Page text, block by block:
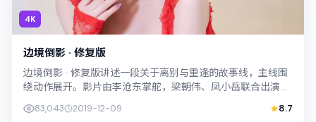
4K
边境倒影 · 修复版
边境倒影 · 修复版讲述一段关于离别与重逢的故事线，主线围
绕动作展开。影片由李沧东掌舵，梁朝伟、凤小岳联合出演；
83,043 2019-12-09 8.7